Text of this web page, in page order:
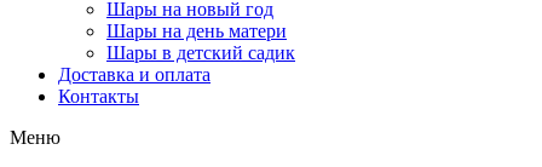
Шары на новый год
Шары на день матери
Шары в детский садик
Доставка и оплата
Контакты
Меню